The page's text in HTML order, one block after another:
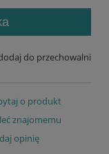
30 dni,
sprzedaży.
do przechowalni
o produkt
znajomemu
opinię